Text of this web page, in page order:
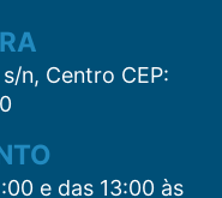
n, Centro CEP:
e das 13:00 às